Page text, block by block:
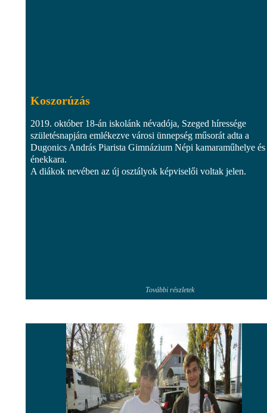
Koszorúzás
2019. október 18-án iskolánk névadója, Szeged híressége
születésnapjára emlékezve városi ünnepség műsorát adta a
Dugonics András Piarista Gimnázium Népi kamaraműhelye és
énekkara.
A diákok nevében az új osztályok képviselői voltak jelen.
További részletek